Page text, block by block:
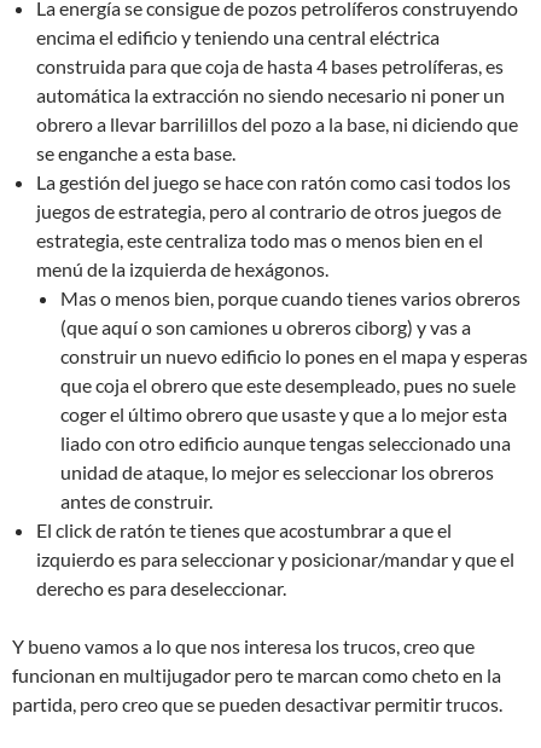
La energía se consigue de pozos petrolíferos construyendo
encima el edificio y teniendo una central eléctrica
construida para que coja de hasta 4 bases petrolíferas, es
automática la extracción no siendo necesario ni poner un
obrero a llevar barrilillos del pozo a la base, ni diciendo que
se enganche a esta base.
La gestión del juego se hace con ratón como casi todos los
juegos de estrategia, pero al contrario de otros juegos de
estrategia, este centraliza todo mas o menos bien en el
menú de la izquierda de hexágonos.
Mas o menos bien, porque cuando tienes varios obreros
(que aquí o son camiones u obreros ciborg) y vas a
construir un nuevo edificio lo pones en el mapa y esperas
que coja el obrero que este desempleado, pues no suele
coger el último obrero que usaste y que a lo mejor esta
liado con otro edificio aunque tengas seleccionado una
unidad de ataque, lo mejor es seleccionar los obreros
antes de construir.
El click de ratón te tienes que acostumbrar a que el
izquierdo es para seleccionar y posicionar/mandar y que el
derecho es para deseleccionar.
Y bueno vamos a lo que nos interesa los trucos, creo que
funcionan en multijugador pero te marcan como cheto en la
partida, pero creo que se pueden desactivar permitir trucos.